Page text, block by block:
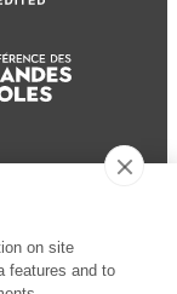
on site
features and to